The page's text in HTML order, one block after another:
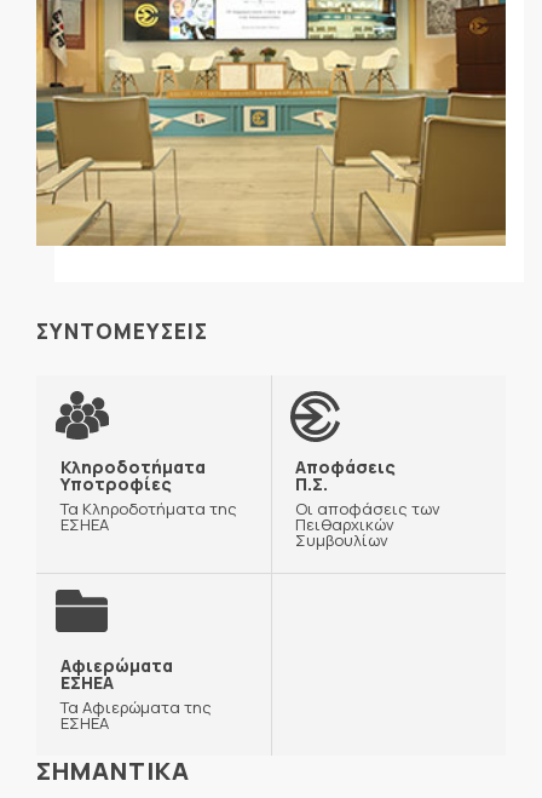
ΣΥΝΤΟΜΕΥΣΕΙΣ
Κληροδοτήματα
Υποτροφίες
Τα Κληροδοτήματα της
ΕΣΗΕΑ
Αποφάσεις
Π.Σ.
Οι αποφάσεις των
Πειθαρχικών
Συμβουλίων
Αφιερώματα
ΕΣΗΕΑ
Τα Αφιερώματα της
ΕΣΗΕΑ
ΣΗΜΑΝΤΙΚΑ